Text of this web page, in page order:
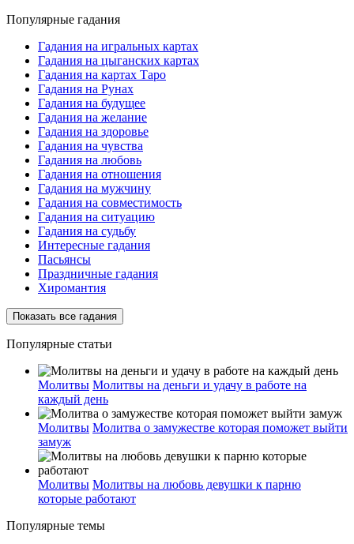
Популярные гадания
Гадания на игральных картах
Гадания на цыганских картах
Гадания на картах Таро
Гадания на Рунах
Гадания на будущее
Гадания на желание
Гадания на здоровье
Гадания на чувства
Гадания на любовь
Гадания на отношения
Гадания на мужчину
Гадания на совместимость
Гадания на ситуацию
Гадания на судьбу
Интересные гадания
Пасьянсы
Праздничные гадания
Хиромантия
Показать все гадания
Популярные статьи
Молитвы Молитвы на деньги и удачу в работе на
каждый день
Молитвы Молитва о замужестве которая поможет выйти
замуж
Молитвы Молитвы на любовь девушки к парню
которые работают
Популярные темы